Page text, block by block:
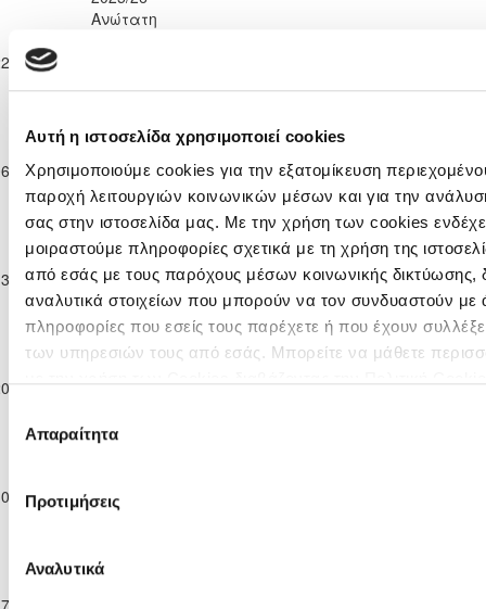
Αυτή η ιστοσελίδα χρησιμοποιεί cookies
Χρησιμοποιούμε cookies για την εξατομίκευση
παροχή λειτουργιών κοινωνικών μέσων και για την
σας στην ιστοσελίδα μας. Με την χρήση των cookies
μοιραστούμε πληροφορίες σχετικά με τη χρήση της
από εσάς με τους παρόχους μέσων κοινωνικής δικτύωσης,
αναλυτικά στοιχείων που μπορούν να τον συνδυαστούν με
πληροφορίες που εσείς τους παρέχετε ή που έχουν
των υπηρεσιών τους από εσάς. Μπορείτε να μάθετε
συγκατάθεσης
Απαραίτητα
Προτιμήσεις
Αναλυτικά
11-2025
Ανώτατη
12-2025
Ανώτατη
Κατηγορία
Παίδων
Κ-14
2025/26
ΛΕΜΕΣΟΥ0 1
ΝΕΑ ΣΑΛΑΜΙΝΑ
ΑΜΜΟΧΩΣΤΟΥ
36'
12-2025
Κατηγορία
Παίδων
Κ-14
2025/26
ΑΕΚ
ΛΑΡΝΑΚΑΣ 0 1ΑΠΟΛΛΩΝ
ΛΕΜΕΣΟΥ
37'
12-2025
Ανώτατη
Κατηγορία
2025/26
01-2026
Παίδων
Κ-14
Ανώτατη